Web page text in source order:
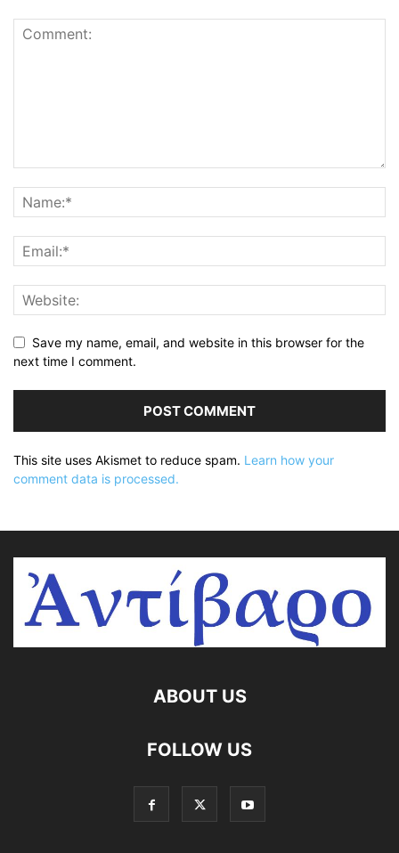
Save my name, email, and website in this browser for the
next time I comment.
This site uses Akismet to reduce spam. Learn how your
comment data is processed.
ABOUT US
FOLLOW US